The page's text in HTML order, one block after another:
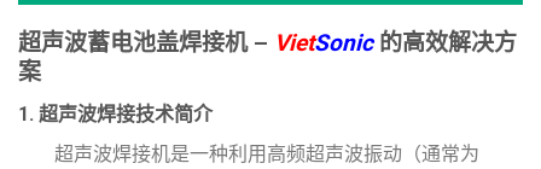
超声波蓄电池盖焊接机 – VietSonic的高效解决方
案
1. 超声波焊接技术简介
超声波焊接机是一种利用高频超声波振动（通常为